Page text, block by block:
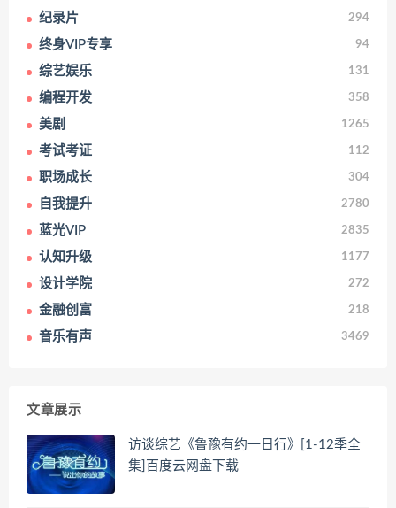
纪录片 294
终身VIP专享 94
综艺娱乐 131
编程开发 358
美剧 1265
考试考证 112
职场成长 304
自我提升 2780
蓝光VIP 2835
认知升级 1177
设计学院 272
金融创富 218
音乐有声 3469
文章展示
访谈综艺《鲁豫有约一日行》[1-12季全
集]百度云网盘下载